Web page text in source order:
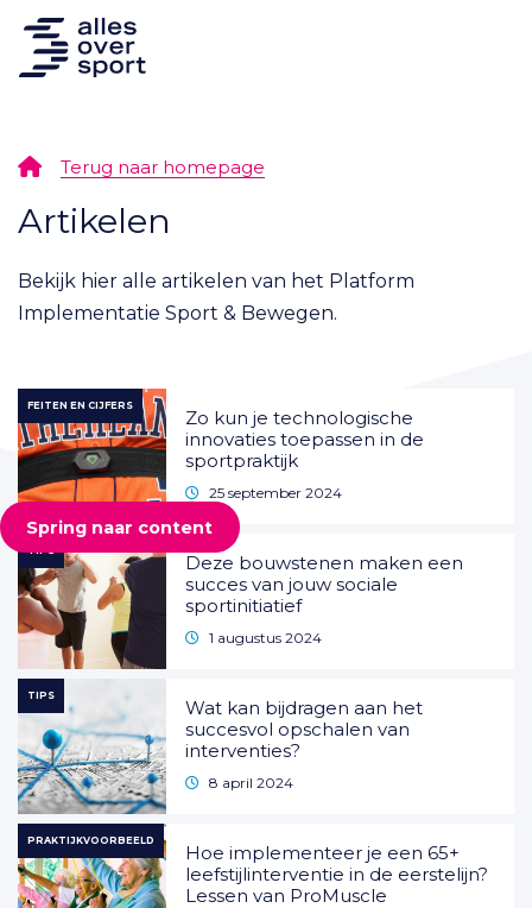
Spring naar content
Terug naar homepage
Artikelen
Bekijk hier alle artikelen van het Platform
Implementatie Sport & Bewegen.
FEITEN EN CIJFERS
Zo kun je technologische
innovaties toepassen in de
sportpraktijk
25 september 2024
Deze bouwstenen maken een
succes van jouw sociale
sportinitiatief
1 augustus 2024
TIPS
Wat kan bijdragen aan het
succesvol opschalen van
interventies?
8 april 2024
PRAKTIJKVOORBEELD
Hoe implementeer je een 65+
leefstijlinterventie in de eerstelijn?
Lessen van ProMuscle